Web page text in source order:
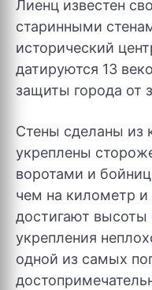
Лиенц известен
старинными
исторический
датируются 13
защиты города от
Стены сделаны из
укреплены
воротами и
чем на километр и
достигают высоты
укрепления
одной из самых